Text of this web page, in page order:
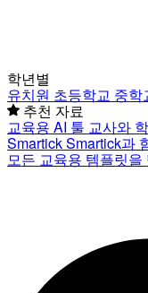
학년별
유치원 초등학교 중학
추천 자료
교육용 AI 툴 교사와
SmartickSmartick과
모든 교육용 템플릿을